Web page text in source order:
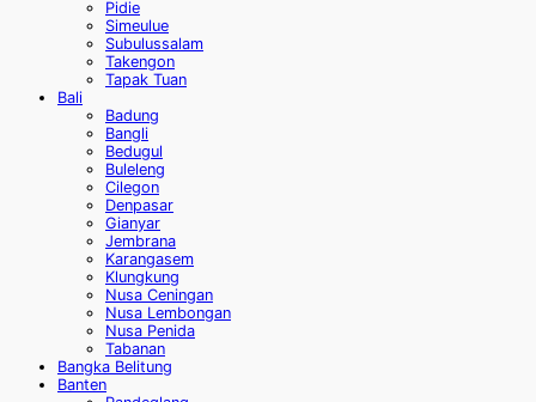
Pidie
Simeulue
Subulussalam
Takengon
Tapak Tuan
Bali
Badung
Bangli
Bedugul
Buleleng
Cilegon
Denpasar
Gianyar
Jembrana
Karangasem
Klungkung
Nusa Ceningan
Nusa Lembongan
Nusa Penida
Tabanan
Bangka Belitung
Banten